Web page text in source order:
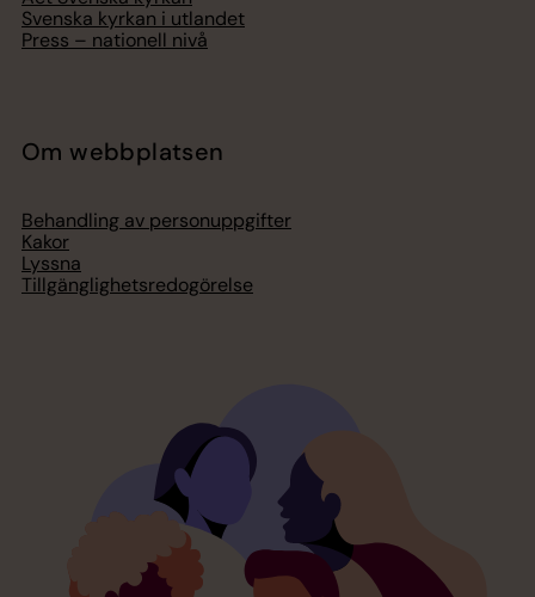
Svenska kyrkan i utlandet
Press – nationell nivå
Om webbplatsen
Behandling av personuppgifter
Kakor
Lyssna
Tillgänglighetsredogörelse